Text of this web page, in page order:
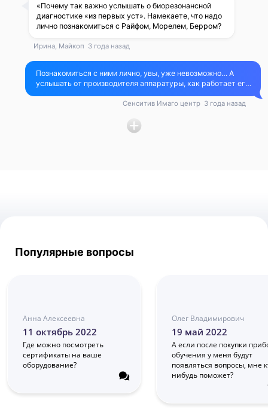
«Почему так важно услышать о биорезонансной
диагностике «из первых уст». Намекаете, что надо
лично познакомиться с Райфом, Морелем, Берром?
Ирина, Майкоп 3 года назад
Познакомиться с ними лично, увы, уже невозможно… А
услышать от производителя аппаратуры, как работает его
пересказы модного блогера, который этот прибор в глаза
конкурентов, которые пытаются очернить всё, чего они
достичь и создать не сумели
Сенситив Имаго центр 3 года назад
Популярные вопросы
Анна Алексеевна
11 октябрь 2022
Где можно посмотреть
сертификаты на ваше
оборудование?
Олег Владимирович
19 май 2022
А если после покупки
обучения у меня будут
появляться вопросы, мне
нибудь поможет?